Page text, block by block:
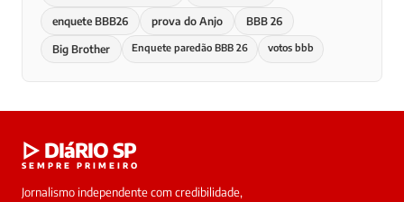
enquete BBB26 prova do Anjo BBB 26
Big Brother Enquete paredão BBB 26 votos bbb
▷ DIáRIO SP
SEMPRE PRIMEIRO
Jornalismo independente com credibilidade,